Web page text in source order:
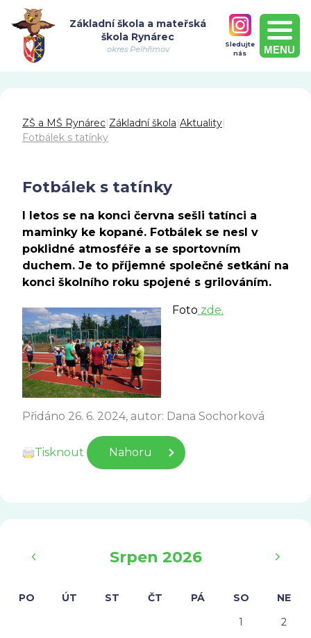
Základní škola a mateřská
škola Rynárec
okres Pelhřimov
Sledujte
nás
MENU
ZŠ a MŠ Rynárec|Základní škola|Aktuality|
Fotbálek s tatínky
Fotbálek s tatínky
I letos se na konci června sešli tatínci a
maminky ke kopané. Fotbálek se nesl v
poklidné atmosféře a se sportovním
duchem. Je to příjemné společné setkání na
konci školního roku spojené s grilováním.
Foto zde.
Přidáno 26. 6. 2024, autor: Dana Sochorková
Tisknout Nahoru
Srpen 2026
PO ÚT ST ČT PÁ SO
NE
1
2